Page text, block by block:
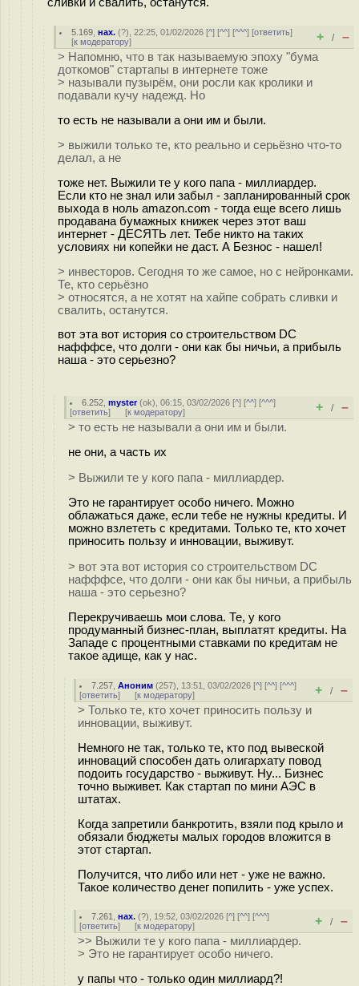
5.169 ,нах. (?), 22:25, 01/02/2026 [^] [^^] [^^^] [ответить]
[к модератору] + / –
> Напомню, что в так называемую эпоху "бума
доткомов" стартапы в интернете тоже
> называли пузырём, они росли как кролики и
подавали кучу надежд. Но
то есть не называли а они им и были.
> выжили только те, кто реально и серьёзно что-то
делал, а не
тоже нет. Выжили те у кого папа - миллиардер.
Если кто не знал или забыл - запланированный срок
выхода в ноль amazon.com - тогда еще всего лишь
продавана бумажных книжек через этот ваш
интернет - ДЕСЯТЬ лет. Тебе никто на таких
условиях ни копейки не даст. А Безнос - нашел!
> инвесторов. Сегодня то же самое, но с нейронками.
Те, кто серьёзно
> относятся, а не хотят на хайпе собрать сливки и
свалить, останутся.
вот эта вот история со строительством DC
нафффсе, что долги - они как бы ничьи, а прибыль
наша - это серьезно?
6.252 ,myster(ok), 06:15, 03/02/2026 [^] [^^] [^^^]
[ответить] [к модератору] + / –
> то есть не называли а они им и были.
не они, а часть их
> Выжили те у кого папа - миллиардер.
Это не гарантирует особо ничего. Можно
облажаться даже, если тебе не нужны кредиты. И
можно взлететь с кредитами. Только те, кто хочет
приносить пользу и инновации, выживут.
> вот эта вот история со строительством DC
нафффсе, что долги - они как бы ничьи, а прибыль
наша - это серьезно?
Перекручиваешь мои слова. Те, у кого
продуманный бизнес-план, выплатят кредиты. На
Западе с процентными ставками по кредитам не
такое адище, как у нас.
7.257 ,Аноним (257), 13:51, 03/02/2026 [^] [^^] [^^^]
[ответить] [к модератору] + / –
> Только те, кто хочет приносить пользу и
инновации, выживут.
Немного не так, только те, кто под вывеской
инноваций способен дать олигархату повод
подоить государство - выживут. Ну... Бизнес
точно выживет. Как стартап по мини АЭС в
штатах.
Когда запретили банкротить, взяли под крыло и
обязали бюджеты малых городов вложится в
этот стартап.
Получится, что либо или нет - уже не важно.
Такое количество денег попилить - уже успех.
7.261 ,нах. (?), 19:52, 03/02/2026 [^] [^^] [^^^]
[ответить] [к модератору] + / –
>> Выжили те у кого папа - миллиардер.
> Это не гарантирует особо ничего.
у папы что - только один миллиард?!